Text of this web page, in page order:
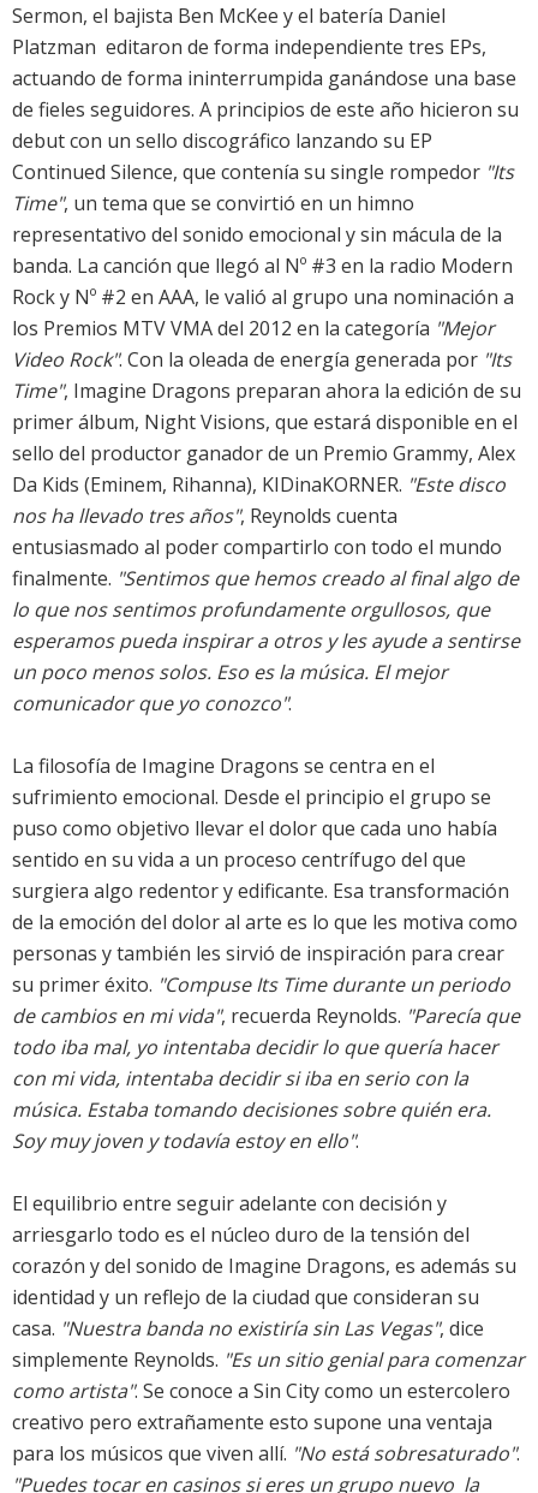
Sermon, el bajista Ben McKee y el batería Daniel
Platzman  editaron de forma independiente tres EPs,
actuando de forma ininterrumpida ganándose una base
de fieles seguidores. A principios de este año hicieron su
debut con un sello discográfico lanzando su EP
Continued Silence, que contenía su single rompedor "Its
Time", un tema que se convirtió en un himno
representativo del sonido emocional y sin mácula de la
banda. La canción que llegó al Nº #3 en la radio Modern
Rock y Nº #2 en AAA, le valió al grupo una nominación a
los Premios MTV VMA del 2012 en la categoría "Mejor
Video Rock". Con la oleada de energía generada por "Its
Time", Imagine Dragons preparan ahora la edición de su
primer álbum, Night Visions, que estará disponible en el
sello del productor ganador de un Premio Grammy, Alex
Da Kids (Eminem, Rihanna), KIDinaKORNER. "Este disco
nos ha llevado tres años", Reynolds cuenta
entusiasmado al poder compartirlo con todo el mundo
finalmente. "Sentimos que hemos creado al final algo de
lo que nos sentimos profundamente orgullosos, que
esperamos pueda inspirar a otros y les ayude a sentirse
un poco menos solos. Eso es la música. El mejor
comunicador que yo conozco".
La filosofía de Imagine Dragons se centra en el
sufrimiento emocional. Desde el principio el grupo se
puso como objetivo llevar el dolor que cada uno había
sentido en su vida a un proceso centrífugo del que
surgiera algo redentor y edificante. Esa transformación 
de la emoción del dolor al arte es lo que les motiva como
personas y también les sirvió de inspiración para crear
su primer éxito. "Compuse Its Time durante un periodo
de cambios en mi vida", recuerda Reynolds. "Parecía que
todo iba mal, yo intentaba decidir lo que quería hacer
con mi vida, intentaba decidir si iba en serio con la
música. Estaba tomando decisiones sobre quién era.
Soy muy joven y todavía estoy en ello".
El equilibrio entre seguir adelante con decisión y
arriesgarlo todo es el núcleo duro de la tensión del
corazón y del sonido de Imagine Dragons, es además su
identidad y un reflejo de la ciudad que consideran su
casa. "Nuestra banda no existiría sin Las Vegas", dice
simplemente Reynolds. "Es un sitio genial para comenzar
como artista". Se conoce a Sin City como un estercolero
creativo pero extrañamente esto supone una ventaja
para los músicos que viven allí. "No está sobresaturado".
"Puedes tocar en casinos si eres un grupo nuevo  la